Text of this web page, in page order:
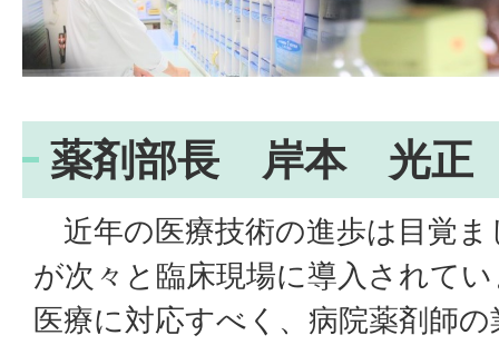
薬剤部長 岸本 光正
近年の医療技術の進歩は目覚ま
が次々と臨床現場に導入されて
医療に対応すべく、病院薬剤師